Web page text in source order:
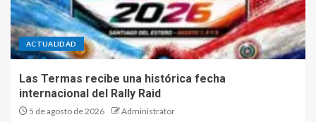
ACTUALIDAD
Las Termas recibe una histórica fecha
internacional del Rally Raid
5 de agosto de 2026 Administrator